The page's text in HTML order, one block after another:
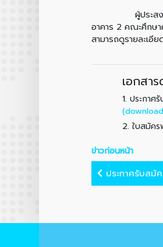
ผู้ประสงค์จะสมั
อาคาร 2 คณะศึกษา
สามารถดูรายละเ
เอกสา
1.ประกาศ
2.ใบสมัค
ข่าวก่อนหน้า
ประกาศรับสมั